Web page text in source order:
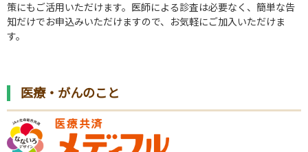
策にもご活用いただけます。医師による診査は必要なく、簡単な告
知だけでお申込みいただけますので、お気軽にご加入いただけま
す。
医療・がんのこと